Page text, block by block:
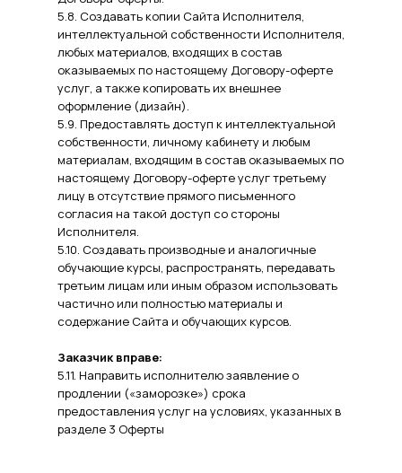
5.8. Создавать копии Сайта Исполнителя,
интеллектуальной собственности Исполнителя,
любых материалов, входящих в состав
оказываемых по настоящему Договору-оферте
услуг, а также копировать их внешнее
оформление (дизайн).
5.9. Предоставлять доступ к интеллектуальной
собственности, личному кабинету и любым
материалам, входящим в состав оказываемых по
настоящему Договору-оферте услуг третьему
лицу в отсутствие прямого письменного
согласия на такой доступ со стороны
Исполнителя.
5.10. Создавать производные и аналогичные
обучающие курсы, распространять, передавать
третьим лицам или иным образом использовать
частично или полностью материалы и
содержание Сайта и обучающих курсов.
Заказчик вправе:
5.11. Направить исполнителю заявление о
продлении («заморозке») срока
предоставления услуг на условиях, указанных в
разделе 3 Оферты